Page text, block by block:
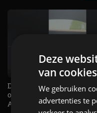
De Renault Twingo heeft
opvallende snelheidsmeter!
AutoRAI TV
Deze
van
We gebruiken
advertenties te